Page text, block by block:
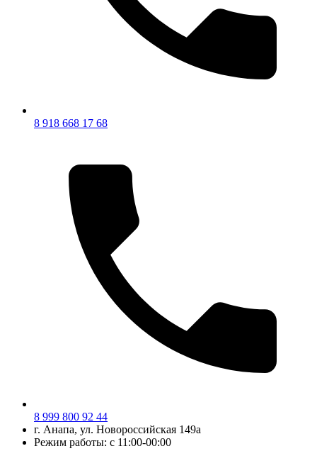
8 918 668 17 68
8 999 800 92 44
г. Анапа, ул. Новороссийская 149а
Режим работы: с 11:00-00:00